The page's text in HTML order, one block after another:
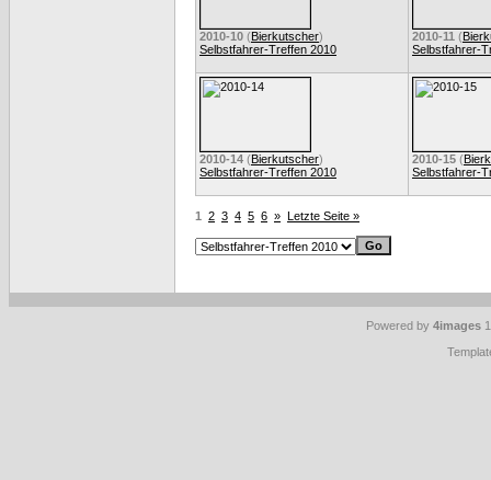
2010-10 (Bierkutscher)
Selbstfahrer-Treffen 2010
2010-11 (
Selbstfahrer-
2010-14 (Bierkutscher)
Selbstfahrer-Treffen 2010
2010-15 (
Selbstfahrer-
1 2 3 4 5 6 » Letzte Seite »
Powered by 4images